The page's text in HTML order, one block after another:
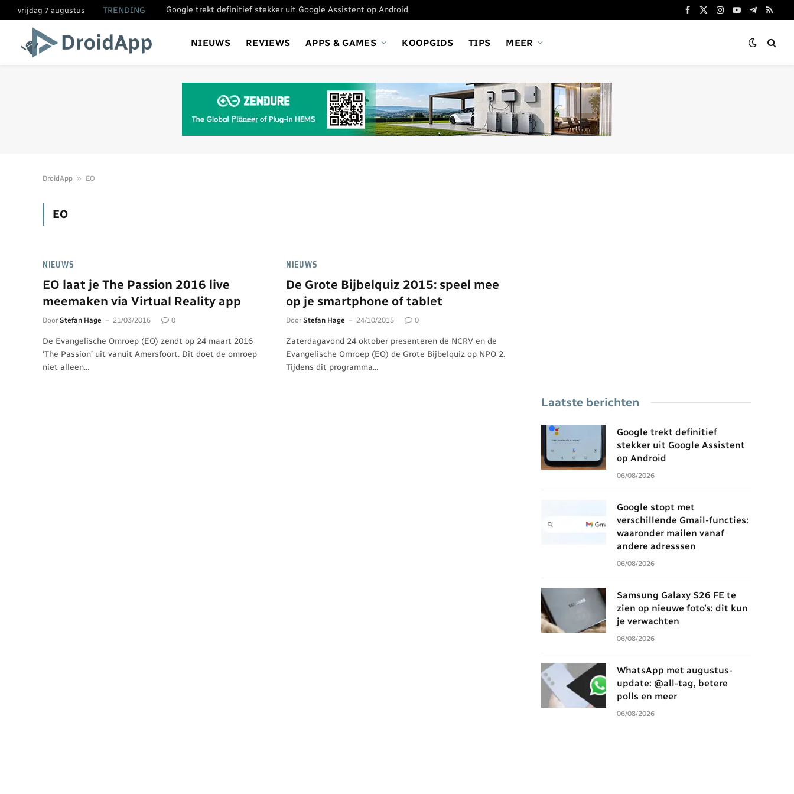
vrijdag 7 augustus TRENDING Google trekt definitief stekker uit Google Assistent op Android
Facebook
X
Instagram
YouTube
Telegram
RSS
NIEUWS REVIEWS APPS & GAMES KOOPGIDS TIPS MEER
DroidApp » EO
EO
NIEUWS
EO laat je The Passion 2016 live
meemaken via Virtual Reality app
Door Stefan Hage 21/03/2016 0
De Evangelische Omroep (EO) zendt op 24 maart 2016
‘The Passion’ uit vanuit Amersfoort. Dit doet de omroep
niet alleen…
NIEUWS
De Grote Bijbelquiz 2015: speel mee
op je smartphone of tablet
Door Stefan Hage 24/10/2015 0
Zaterdagavond 24 oktober presenteren de NCRV en de
Evangelische Omroep (EO) de Grote Bijbelquiz op NPO 2.
Tijdens dit programma…
Laatste berichten
Google trekt definitief
stekker uit Google Assistent
op Android
06/08/2026
Google stopt met
verschillende Gmail-functies:
waaronder mailen vanaf
andere adresssen
06/08/2026
Samsung Galaxy S26 FE te
zien op nieuwe foto’s: dit kun
je verwachten
06/08/2026
WhatsApp met augustus-
update: @all-tag, betere
polls en meer
06/08/2026